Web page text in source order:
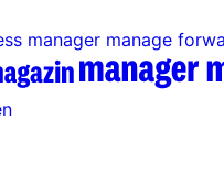
manager manage